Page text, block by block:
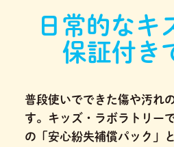
日常的なキ
保証付き
普段使いでできた傷や汚れ
す。キッズ・ラボラトリー
の「安心紛失補償パック」